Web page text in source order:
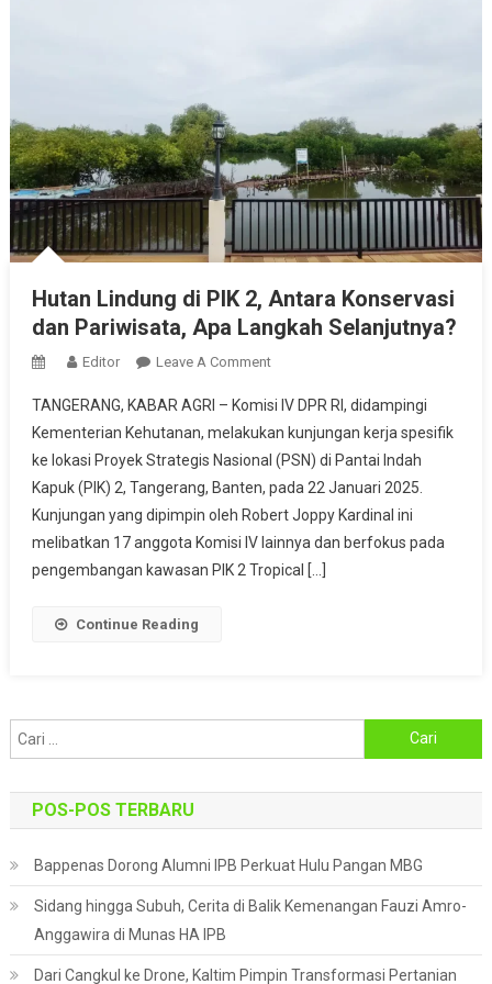
Hutan Lindung di PIK 2, Antara Konservasi
dan Pariwisata, Apa Langkah Selanjutnya?
Editor Leave A CommentOn
Lindung
Di
PIK
2,
Antara
Konservasi
Dan
TANGERANG, KABAR AGRI – Komisi IV DPR RI, didampingi
Kementerian Kehutanan, melakukan kunjungan kerja spesifik
ke lokasi Proyek Strategis Nasional (PSN) di Pantai Indah
Kapuk (PIK) 2, Tangerang, Banten, pada 22 Januari 2025.
Kunjungan yang dipimpin oleh Robert Joppy Kardinal ini
melibatkan 17 anggota Komisi IV lainnya dan berfokus pada
pengembangan kawasan PIK 2 Tropical […]
Continue Reading
untuk:
POS-POS TERBARU
Bappenas Dorong Alumni IPB Perkuat Hulu Pangan MBG
Sidang hingga Subuh, Cerita di Balik Kemenangan Fauzi Amro-
Anggawira di Munas HA IPB
Dari Cangkul ke Drone, Kaltim Pimpin Transformasi Pertanian